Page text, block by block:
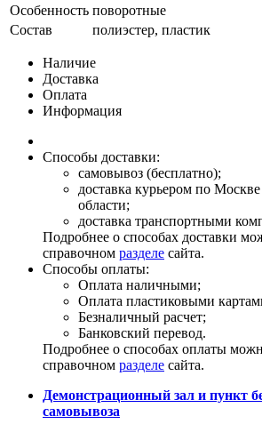
Особенность поворотные
Состав
полиэстер, пластик
Наличие
Доставка
Оплата
Информация
Способы доставки:
самовывоз (бесплатно);
доставка курьером по
области;
доставка транспортными
Подробнее о способах доставки
справочном разделе сайта.
Способы оплаты:
Оплата наличными;
Оплата пластиковыми
Безналичный расчет;
Банковский перевод.
Подробнее о способах оплаты
справочном разделе сайта.
Демонстрационный зал и пункт
самовывоза